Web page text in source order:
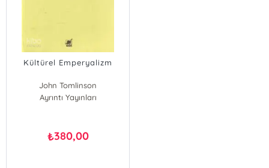
Kültürel Emperyalizm
John Tomlinson
Ayrıntı Yayınları
₺380,00